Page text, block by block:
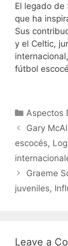
El legado de
que ha
Sus
y el Celtic,
fútbol
Aspectos
Gary
escocés,
Graeme
juveniles,
Leave a